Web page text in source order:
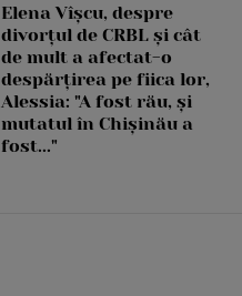
Elena Vîșcu, despre
divorțul de CRBL și cât
de mult a afectat-o
despărțirea pe fiica lor,
Alessia: "A fost rău, și
mutatul în Chișinău a
fost..."